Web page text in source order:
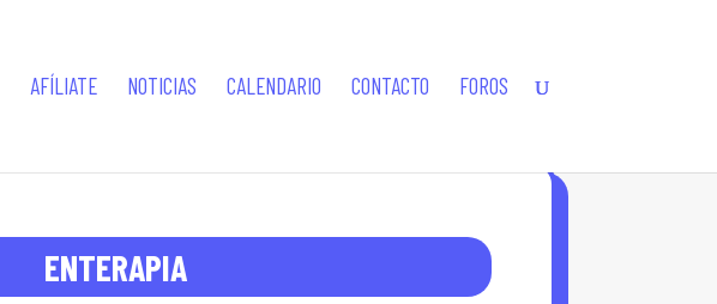
AFÍLIATE NOTICIAS CALENDARIO CONTACTO FOROS
ENTERAPIA